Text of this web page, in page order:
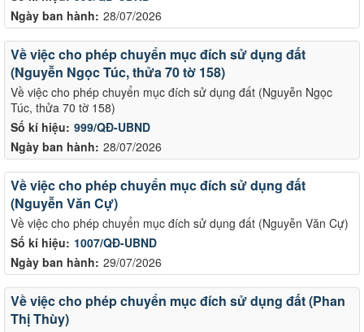
Ngày ban hành: 28/07/2026
Số kí hiệu: 999/QĐ-UBND
Ngày ban hành: 28/07/2026
Về việc cho phép chuyển mục đích sử dụng đất
(Nguyễn Ngọc Túc, thửa 70 tờ 158)
Về việc cho phép chuyển mục đích sử dụng đất (Nguyễn Ngọc
Túc, thửa 70 tờ 158)
Số kí hiệu: 1007/QĐ-UBND
Ngày ban hành: 29/07/2026
Về việc cho phép chuyển mục đích sử dụng đất
(Nguyễn Văn Cự)
Về việc cho phép chuyển mục đích sử dụng đất (Nguyễn Văn Cự)
Về việc cho phép chuyển mục đích sử dụng đất (Phan
Thị Thùy)